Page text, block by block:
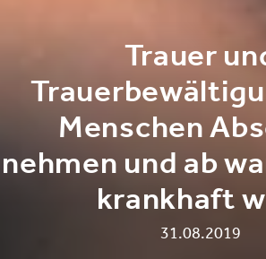
Trauer
Menschen
nehmen und ab
krankhaft
31.08.2019